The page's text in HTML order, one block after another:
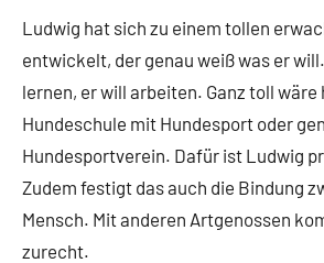
Ludwig hat sich zu einem tollen
entwickelt, der genau weiß was er
lernen, er will arbeiten. Ganz toll wäre
Hundeschule mit Hundesport oder
Hundesportverein. Dafür ist Ludwig
Zudem festigt das auch die Bindung
Mensch. Mit anderen Artgenossen
zurecht.